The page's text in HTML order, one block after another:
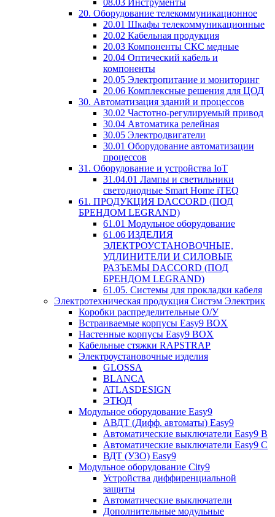
20. Оборудование телекоммуникационное
20.01 Шкафы телекоммуникационные
20.02 Кабельная продукция
20.03 Компоненты СКС медные
20.04 Оптический кабель и
компоненты
20.05 Электропитание и мониторинг
20.06 Комплексные решения для ЦОД
30. Автоматизация зданий и процессов
30.02 Частотно-регулируемый привод
30.04 Автоматика релейная
30.05 Электродвигатели
30.01 Оборудование автоматизации
процессов
31. Оборудование и устройства IoT
31.04.01 Лампы и светильники
светодиодные Smart Home iTEQ
61. ПРОДУКЦИЯ DACCORD (ПОД
БРЕНДОМ LEGRAND)
61.01 Модульное оборудование
61.06 ИЗДЕЛИЯ
ЭЛЕКТРОУСТАНОВОЧНЫЕ,
УДЛИНИТЕЛИ И СИЛОВЫЕ
РАЗЪЕМЫ DACCORD (ПОД
БРЕНДОМ LEGRAND)
61.05. Системы для прокладки кабеля
Электротехническая продукция Систэм Электрик
Коробки распределительные О/У
Встраиваемые корпусы Easy9 BOX
Настенные корпусы Easy9 BOX
Кабельные стяжки RAPSTRAP
Электроустановочные изделия
GLOSSA
BLANCA
ATLASDESIGN
ЭТЮД
Модульное оборудование Easy9
АВДТ (Дифф. автоматы) Easy9
Автоматические выключатели Easy9 В
Автоматические выключатели Easy9 С
ВДТ (УЗО) Easy9
Модульное оборудование City9
Устройства диффиренциальной
защиты
Автоматические выключатели
Дополнительные модульные